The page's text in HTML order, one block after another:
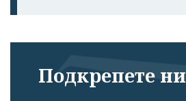
Подкрепете ни